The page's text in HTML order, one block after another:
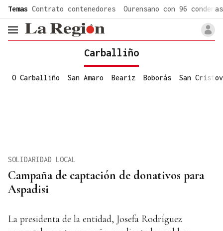
Temas Contrato contenedores Ourensano con 96 condenas
header.menu.open
Carballiño
O Carballiño San Amaro Beariz Boborás San
Campaña de captación de donativos para
Aspadisi
SOLIDARIDAD LOCAL
La presidenta de la entidad, Josefa Rodríguez